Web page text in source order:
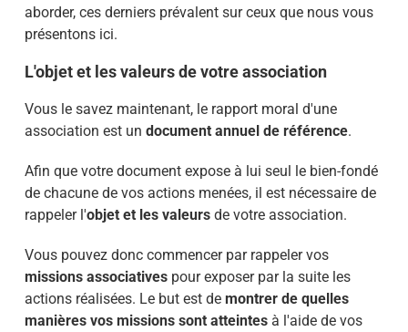
aborder, ces derniers prévalent sur ceux que nous vous
présentons ici.
L'objet et les valeurs de votre association
Vous le savez maintenant, le rapport moral d'une
association est un document annuel de référence.
Afin que votre document expose à lui seul le bien-fondé
de chacune de vos actions menées, il est nécessaire de
rappeler l'objet et les valeurs de votre association.
Vous pouvez donc commencer par rappeler vos
missions associativespour exposer par la suite les
actions réalisées. Le but est de montrer de quelles
manières vos missions sont atteintesà l'aide de vos